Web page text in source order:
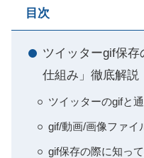
目次
ツイッターgif保存
仕組み」徹底解説
ツイッターのgifと
gif/動画/画像ファイ
gif保存の際に知っ